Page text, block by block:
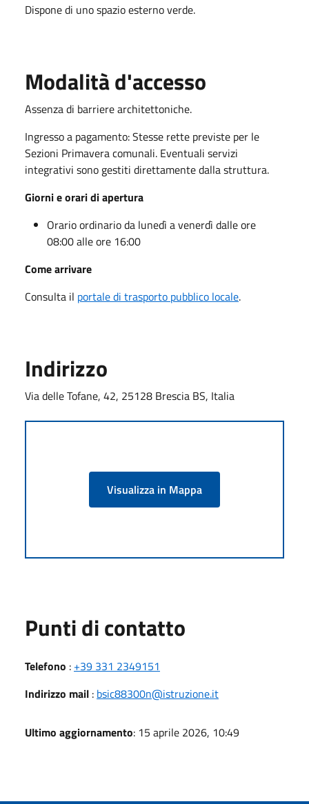
Dispone di uno spazio esterno verde.
Modalità d'accesso
Assenza di barriere architettoniche.
Ingresso a pagamento: Stesse rette previste per le
Sezioni Primavera comunali. Eventuali servizi
integrativi sono gestiti direttamente dalla struttura.
Giorni e orari di apertura
Orario ordinario da lunedì a venerdì dalle ore
08:00 alle ore 16:00
Come arrivare
Consulta il portale di trasporto pubblico locale.
Indirizzo
Via delle Tofane, 42, 25128 Brescia BS, Italia
Visualizza in Mappa
Punti di contatto
Telefono : +39 331 2349151
Indirizzo mail : bsic88300n@istruzione.it
Ultimo aggiornamento: 15 aprile 2026, 10:49